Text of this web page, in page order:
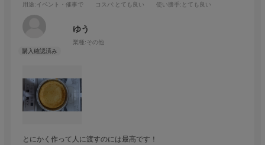
用途:イベント・催事で コスパ:とても良い 使い勝手 :とても良い
ゆう
業種: その他
とにかく作って人に渡すのには最高です！